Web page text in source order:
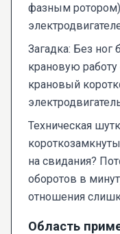
фазным
Загадка: Без ног
крановую работу
крановый
Техническая
на свидания?
оборотов в
отношения
Область